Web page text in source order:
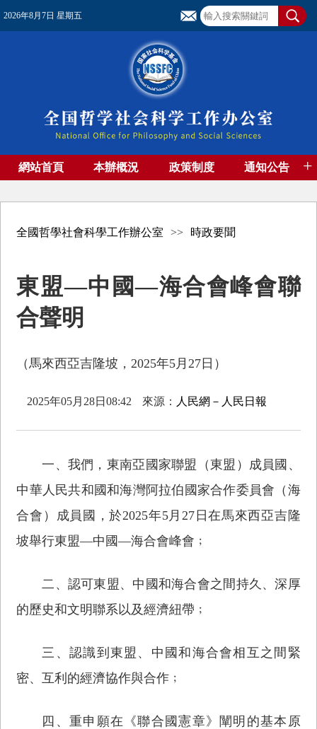
2026年8月7日 星期五
網站首頁 本辦概況 政策制度 通知公告 +
全國哲學社會科學工作辦公室 >> 時政要聞
東盟—中國—海合會峰會聯
合聲明
（馬來西亞吉隆坡，2025年5月27日）
2025年05月28日08:42 來源： 人民網－人民日報
一、我們，東南亞國家聯盟（東盟）成員國、
中華人民共和國和海灣阿拉伯國家合作委員會（海
合會）成員國，於2025年5月27日在馬來西亞吉隆
坡舉行東盟—中國—海合會峰會﹔
二、認可東盟、中國和海合會之間持久、深厚
的歷史和文明聯系以及經濟紐帶﹔
三、認識到東盟、中國和海合會相互之間緊
密、互利的經濟協作與合作﹔
四、重申願在《聯合國憲章》闡明的基本原